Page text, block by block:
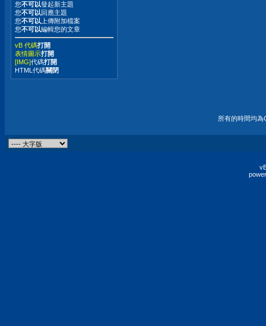
您不可以發起新主題
您不可以回應主題
您不可以 上傳附加檔案
您不可以編輯您的文章
vB 代碼打開
表情圖示打開
[IMG]代碼打開
HTML代碼關閉
所有的時間均為